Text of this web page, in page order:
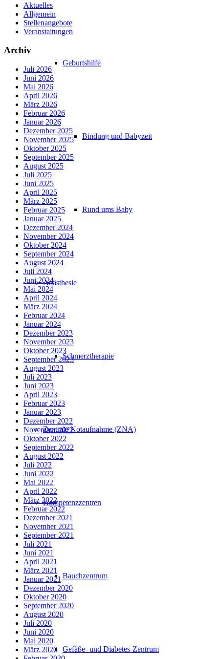
Geburtshilfe
Bindung und Babyzeit
Rund ums Baby
Anästhesie
Schmerztherapie
Zentrale Notaufnahme (ZNA)
Kompetenzzentren
Bauchzentrum
Gefäße- und Diabetes-Zentrum
Aktuelles
Allgemein
Stellenangebote
Veranstaltungen
Archiv
Juli 2026
Juni 2026
Mai 2026
April 2026
März 2026
Februar 2026
Januar 2026
Dezember 2025
November 2025
Oktober 2025
September 2025
August 2025
Juli 2025
Juni 2025
April 2025
März 2025
Februar 2025
Januar 2025
Dezember 2024
November 2024
Oktober 2024
September 2024
August 2024
Juli 2024
Juni 2024
Mai 2024
April 2024
März 2024
Februar 2024
Januar 2024
Dezember 2023
November 2023
Oktober 2023
September 2023
August 2023
Juli 2023
Juni 2023
April 2023
Februar 2023
Januar 2023
Dezember 2022
November 2022
Oktober 2022
September 2022
August 2022
Juli 2022
Juni 2022
Mai 2022
April 2022
März 2022
Februar 2022
Dezember 2021
November 2021
September 2021
Juli 2021
Juni 2021
April 2021
März 2021
Januar 2021
Dezember 2020
Oktober 2020
September 2020
August 2020
Juli 2020
Juni 2020
Mai 2020
März 2020